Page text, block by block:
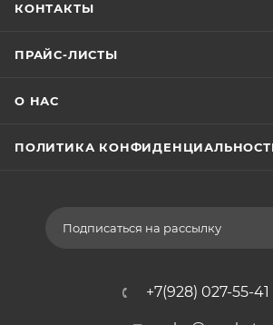
КОНТАКТЫ
ПРАЙС-ЛИСТЫ
О НАС
ПОЛИТИКА
Подписаться на рассылку
+7(928) 027-55-41